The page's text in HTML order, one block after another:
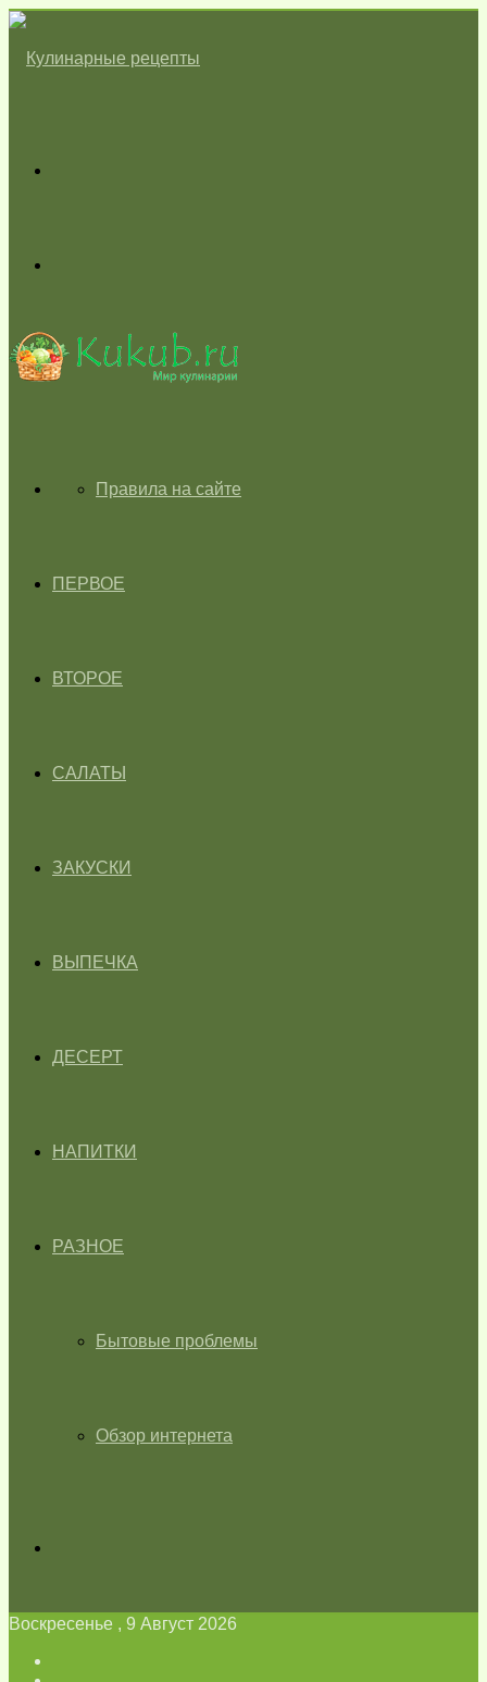
skin
ГЛАВНАЯПравила на сайте
ПЕРВОЕ
ВТОРОЕ
САЛАТЫ
ЗАКУСКИ
ВЫПЕЧКА
ДЕСЕРТ
НАПИТКИ
РАЗНОЕ
Бытовые проблемы
Обзор интернета
Воскресенье , 9 Август 2026